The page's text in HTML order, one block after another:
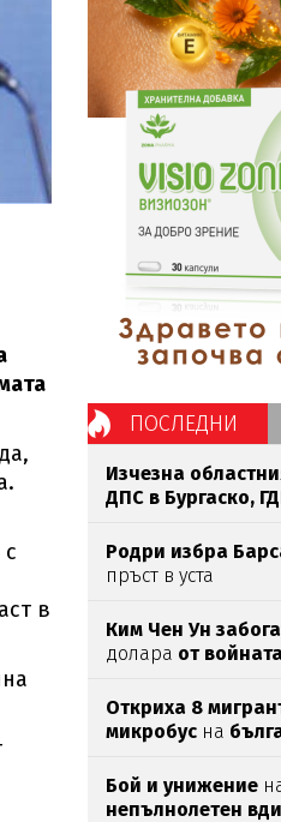
в
ПОСЛЕДНИ
Изчезна
ДПС в Бургаско,
Родри избра
пръст в уста
Ким Чен Ун
долара от
Откриха 8
микробус на
Бой и унижение
непълнолетен